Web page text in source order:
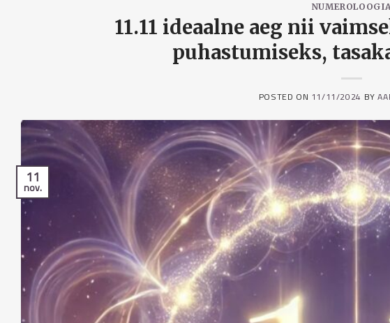
NUMEROLOOGIA
11.11 ideaalne aeg nii
puhastumiseks,
POSTED ON 11/11/2024 BY
11
nov.